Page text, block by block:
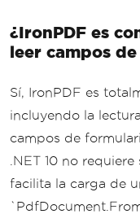
¿IronPDF es
leer campos
Sí, IronPDF es
incluyendo la
campos de
.NET 10 no
facilita la carga de